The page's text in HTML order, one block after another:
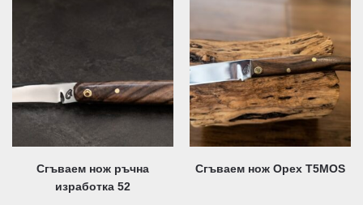
Сгъваем нож ръчна
изработка 52
Сгъваем нож Орех Т5МОS